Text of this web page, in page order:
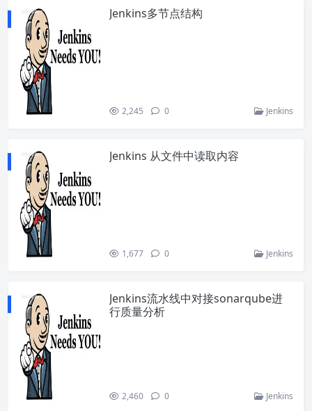
Jenkins多节点结构
2,245 0 Jenkins
Jenkins 从文件中读取内容
1,677 0 Jenkins
Jenkins流水线中对接sonarqube进
行质量分析
2,460 0 Jenkins